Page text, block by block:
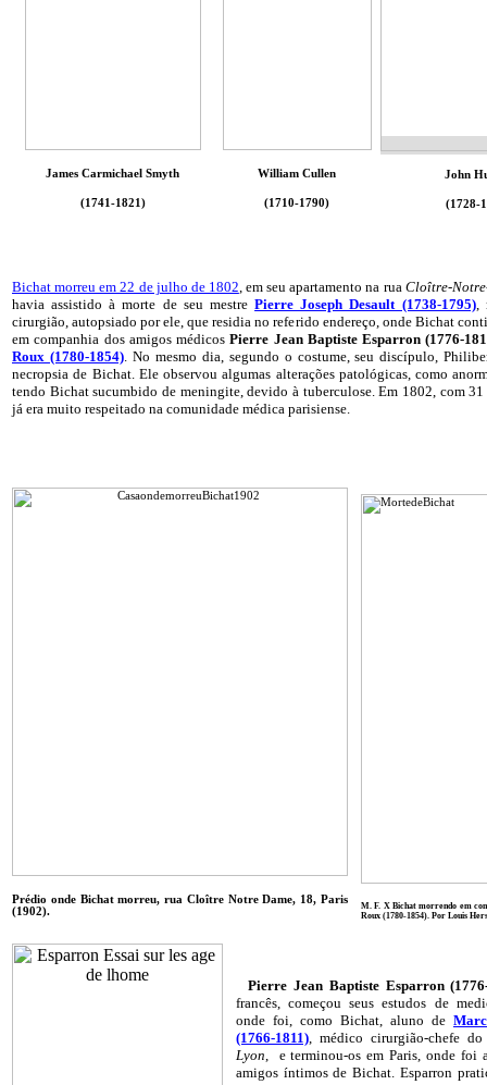
James Carmichael Smyth
(1741-1821)
William Cullen
(1710-1790)
John
(1728-
Bichat morreu em 22 de julho de 1802 , em seu apartamento na rua Cloître-
havia assistido à morte de seu mestrePierre Joseph Desault (1738-1795),
cirurgião, autopsiado por ele, que residia no referido endereço, onde Bichat
em companhia dos amigos médicosPierre Jean Baptiste Esparron (1776-
Roux (1780-1854). No mesmo dia, segundo o costume, seu discípulo,
necropsia de Bichat. Ele observou algumas alterações patológicas, como
tendo Bichat sucumbido de meningite, devido à tuberculose. Em 1802, com
já era muito respeitado na comunidade médica parisiense.
Prédio onde Bichat morreu, rua Cloître Notre Dame, 18, Paris
(1902).
M. F. X Bichat morrendo em
Roux (1780-1854). Por Louis
Pierre Jean Baptiste Esparron
francês, começou seus estudos de
onde foi, como Bichat, aluno de
(1766-1811) , médico cirurgião-chefe
Lyon , e terminou-os em Paris, onde foi
amigos íntimos de Bichat. Esparron